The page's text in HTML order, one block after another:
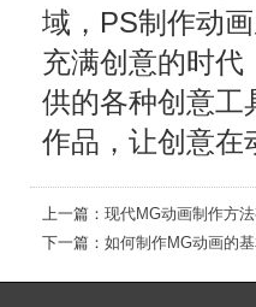
域，PS制作动
充满创意的时代
供的各种创意工
作品，让创意在
上一篇： 现代MG动画制作方
下一篇： 如何制作MG动画的